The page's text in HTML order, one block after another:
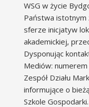
WSG w życie
Państwa istotnym
sferze inicjatyw
akademickiej,
Dysponując
Mediów:
Zespół Działu
informujące o
Szkole